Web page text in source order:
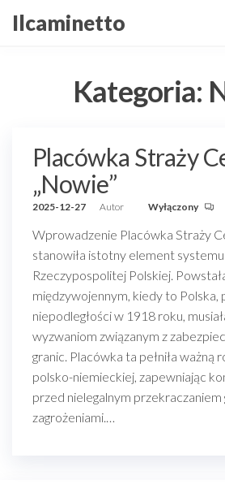
Przejdź
doIlcaminetto
Kategoria:
Placówka Straży
„Nowie”
2025-12-27 Autor Wyłączony
Wprowadzenie Placówka Straży
stanowiła istotny element
Rzeczypospolitej Polskiej.
międzywojennym, kiedy to Polska,
niepodległości w 1918 roku,
wyzwaniom związanym z
granic. Placówka ta pełniła ważną
polsko-niemieckiej, zapewniając
przed nielegalnym przekraczaniem
zagrożeniami.…